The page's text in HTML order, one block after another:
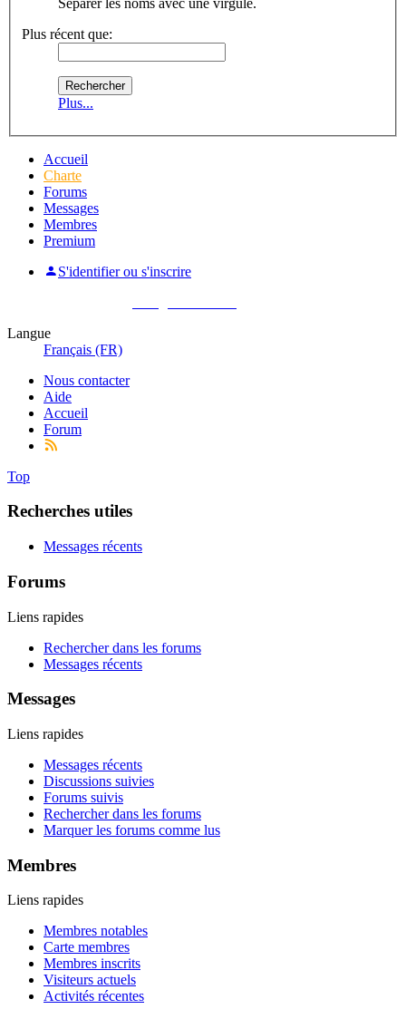
Plus récent que:
Plus...
Accueil
Charte
Forums
Messages
Membres
Premium
S'identifier ou s'inscrire
Langue
Français (FR)
Nous contacter
Aide
Accueil
Forum
Top
Recherches utiles
Messages récents
Forums
Liens rapides
Rechercher dans les forums
Messages récents
Messages
Liens rapides
Messages récents
Discussions suivies
Forums suivis
Rechercher dans les forums
Marquer les forums comme lus
Membres
Liens rapides
Membres notables
Carte membres
Membres inscrits
Visiteurs actuels
Activités récentes